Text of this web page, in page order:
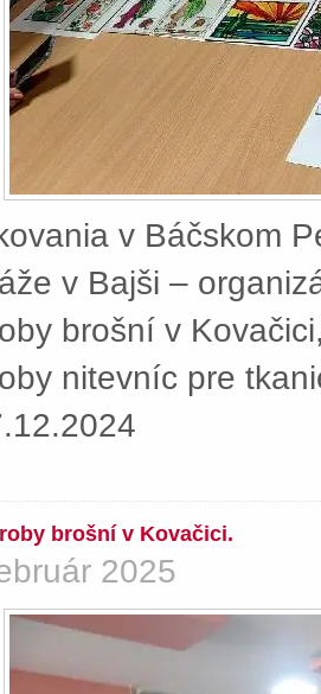
v Báčskom
v Bajši –
brošní v
nitevníc pre
brošní v Kovačici.
2025